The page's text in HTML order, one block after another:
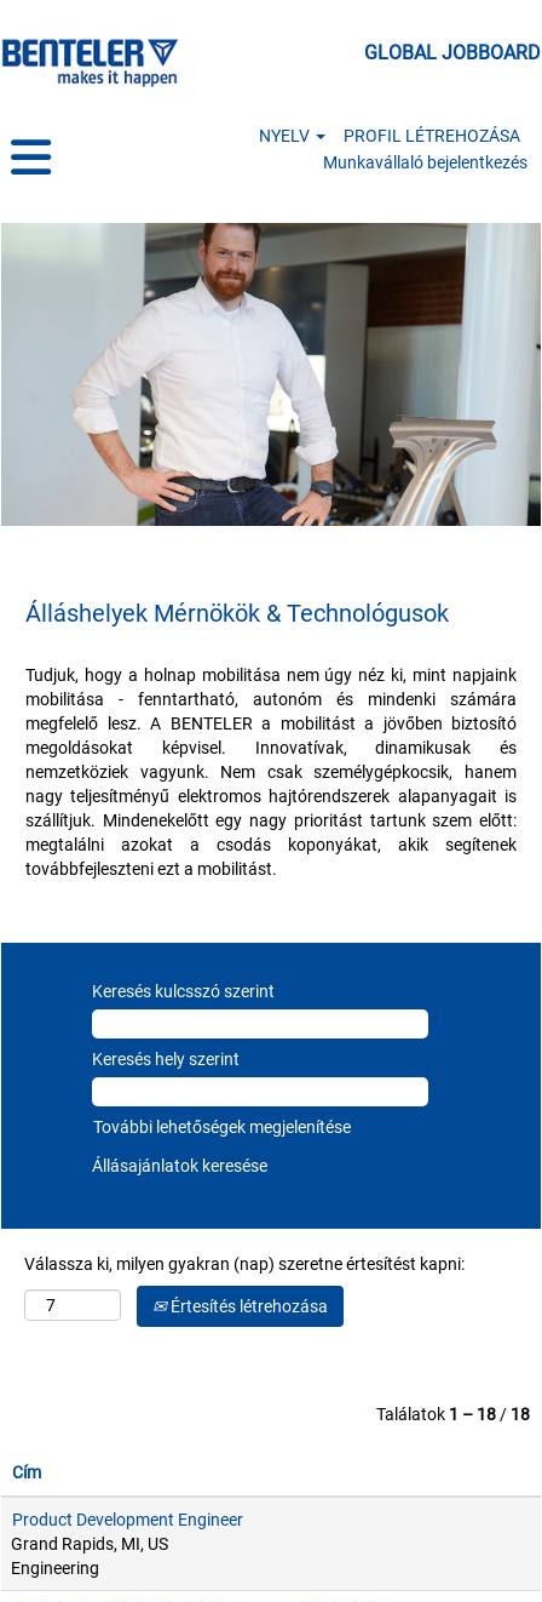
GLOBAL JOBBOARD
NYELV
PROFIL LÉTREHOZÁSA
Munkavállaló bejelentkezés
Álláshelyek Mérnökök & Technológusok
Tudjuk, hogy a holnap mobilitása nem úgy néz ki, mint napjaink
mobilitása - fenntartható, autonóm és mindenki számára
megfelelő lesz. A BENTELER a mobilitást a jövőben biztosító
megoldásokat képvisel. Innovatívak, dinamikusak és
nemzetköziek vagyunk. Nem csak személygépkocsik, hanem
nagy teljesítményű elektromos hajtórendszerek alapanyagait is
szállítjuk. Mindenekelőtt egy nagy prioritást tartunk szem előtt:
megtalálni azokat a csodás koponyákat, akik segítenek
továbbfejleszteni ezt a mobilitást.
Keresés kulcsszó szerint
Keresés hely szerint
További lehetőségek megjelenítése
Válassza ki, milyen gyakran (nap) szeretne értesítést kapni:
Értesítés létrehozása
Találatok 1 – 18 / 18
Cím
Product Development Engineer
Grand Rapids, MI, US
Engineering